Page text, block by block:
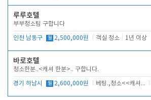
루루호텔
부부청소팀 구합니다
인천 남동구 월 2,500,000원 객실 청소 1년 이상
바로호텔
청소한분..<캐셔 한분>.. 구합니다.
경기 하남시 월 2,600,000원 베팅.,청소<<캐셔 모셔봅니다.